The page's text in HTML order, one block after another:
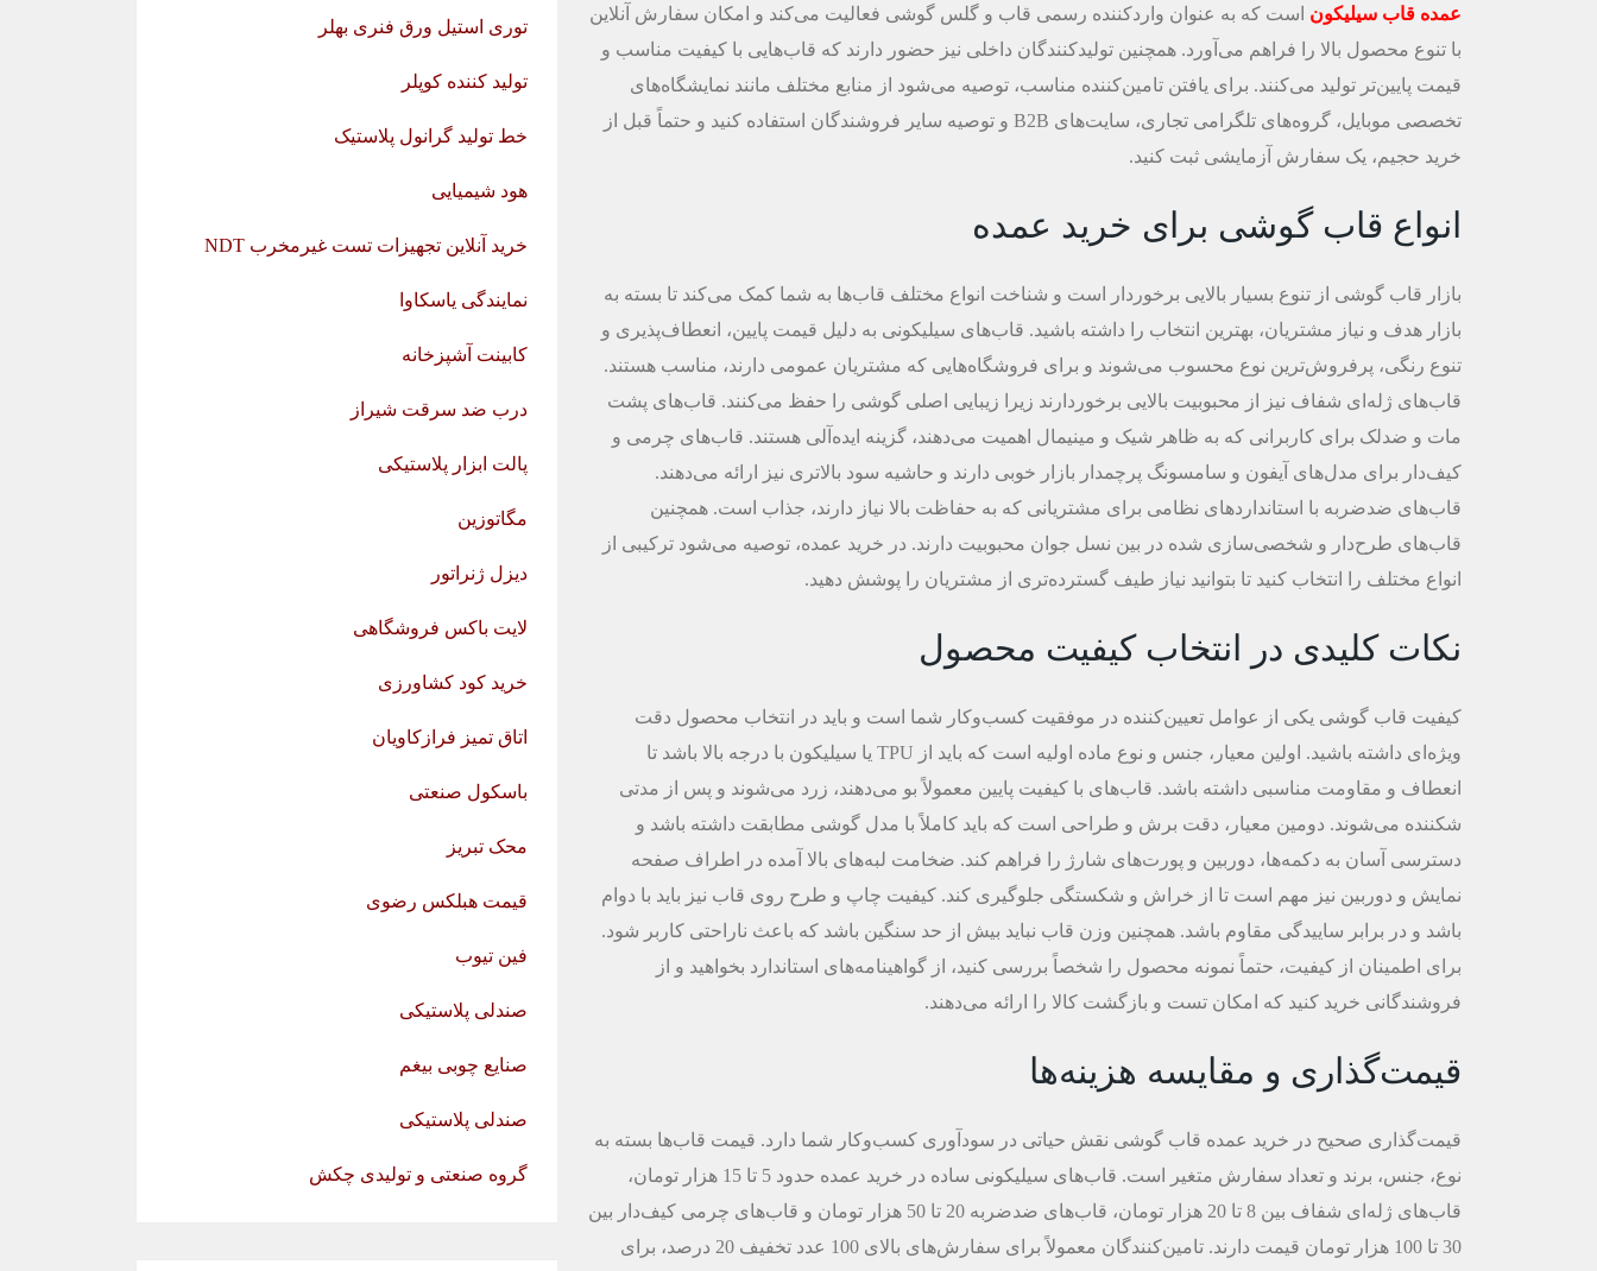
عمده قاب سیلیکون است که به عنوان واردکننده رسمی قاب و گلس گوشی فعالیت می‌کند و امکان سفارش آنلاین
با تنوع محصول بالا را فراهم می‌آورد. همچنین تولیدکنندگان داخلی نیز حضور دارند که قاب‌هایی با کیفیت مناسب و
قیمت پایین‌تر تولید می‌کنند. برای یافتن تامین‌کننده مناسب، توصیه می‌شود از منابع مختلف مانند نمایشگاه‌های
تخصصی موبایل، گروه‌های تلگرامی تجاری، سایت‌های B2B و توصیه سایر فروشندگان استفاده کنید و حتماً قبل از
خرید حجیم، یک سفارش آزمایشی ثبت کنید.
انواع قاب گوشی برای خرید عمده
بازار قاب گوشی از تنوع بسیار بالایی برخوردار است و شناخت انواع مختلف قاب‌ها به شما کمک می‌کند تا بسته به
بازار هدف و نیاز مشتریان، بهترین انتخاب را داشته باشید. قاب‌های سیلیکونی به دلیل قیمت پایین، انعطاف‌پذیری و
تنوع رنگی، پرفروش‌ترین نوع محسوب می‌شوند و برای فروشگاه‌هایی که مشتریان عمومی دارند، مناسب هستند.
قاب‌های ژله‌ای شفاف نیز از محبوبیت بالایی برخوردارند زیرا زیبایی اصلی گوشی را حفظ می‌کنند. قاب‌های پشت
مات و ضدلک برای کاربرانی که به ظاهر شیک و مینیمال اهمیت می‌دهند، گزینه ایده‌آلی هستند. قاب‌های چرمی و
کیف‌دار برای مدل‌های آیفون و سامسونگ پرچمدار بازار خوبی دارند و حاشیه سود بالاتری نیز ارائه می‌دهند.
قاب‌های ضدضربه با استانداردهای نظامی برای مشتریانی که به حفاظت بالا نیاز دارند، جذاب است. همچنین
قاب‌های طرح‌دار و شخصی‌سازی شده در بین نسل جوان محبوبیت دارند. در خرید عمده، توصیه می‌شود ترکیبی از
انواع مختلف را انتخاب کنید تا بتوانید نیاز طیف گسترده‌تری از مشتریان را پوشش دهید.
نکات کلیدی در انتخاب کیفیت محصول
کیفیت قاب گوشی یکی از عوامل تعیین‌کننده در موفقیت کسب‌وکار شما است و باید در انتخاب محصول دقت
ویژه‌ای داشته باشید. اولین معیار، جنس و نوع ماده اولیه است که باید از TPU یا سیلیکون با درجه بالا باشد تا
انعطاف و مقاومت مناسبی داشته باشد. قاب‌های با کیفیت پایین معمولاً بو می‌دهند، زرد می‌شوند و پس از مدتی
شکننده می‌شوند. دومین معیار، دقت برش و طراحی است که باید کاملاً با مدل گوشی مطابقت داشته باشد و
دسترسی آسان به دکمه‌ها، دوربین و پورت‌های شارژ را فراهم کند. ضخامت لبه‌های بالا آمده در اطراف صفحه
نمایش و دوربین نیز مهم است تا از خراش و شکستگی جلوگیری کند. کیفیت چاپ و طرح روی قاب نیز باید با دوام
باشد و در برابر ساییدگی مقاوم باشد. همچنین وزن قاب نباید بیش از حد سنگین باشد که باعث ناراحتی کاربر شود.
برای اطمینان از کیفیت، حتماً نمونه محصول را شخصاً بررسی کنید، از گواهینامه‌های استاندارد بخواهید و از
فروشندگانی خرید کنید که امکان تست و بازگشت کالا را ارائه می‌دهند.
قیمت‌گذاری و مقایسه هزینه‌ها
قیمت‌گذاری صحیح در خرید عمده قاب گوشی نقش حیاتی در سودآوری کسب‌وکار شما دارد. قیمت قاب‌ها بسته به
نوع، جنس، برند و تعداد سفارش متغیر است. قاب‌های سیلیکونی ساده در خرید عمده حدود 5 تا 15 هزار تومان،
قاب‌های ژله‌ای شفاف بین 8 تا 20 هزار تومان، قاب‌های ضدضربه 20 تا 50 هزار تومان و قاب‌های چرمی کیف‌دار بین
30 تا 100 هزار تومان قیمت دارند. تامین‌کنندگان معمولاً برای سفارش‌های بالای 100 عدد تخفیف 20 درصد، برای
توری استیل ورق فنری بهلر
تولید کننده کوپلر
خط تولید گرانول پلاستیک
هود شیمیایی
خرید آنلاین تجهیزات تست غیرمخرب NDT
نمایندگی یاسکاوا
کابینت آشپزخانه
درب ضد سرقت شیراز
پالت ابزار پلاستیکی
مگاتوزین
دیزل ژنراتور
لایت باکس فروشگاهی
خرید کود کشاورزی
اتاق تمیز فرازکاویان
باسکول صنعتی
محک تبریز
قیمت هبلکس رضوی
فین تیوب
صندلی پلاستیکی
صنایع چوبی بیغم
صندلی پلاستیکی
گروه صنعتی و تولیدی چکش